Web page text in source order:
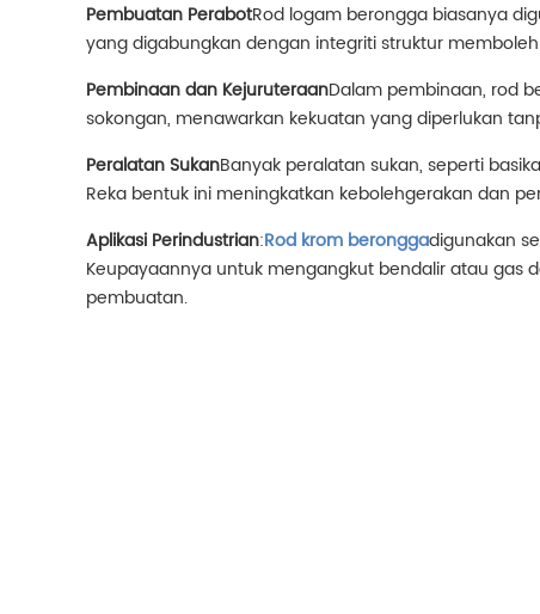
Pembuatan PerabotRod logam berongga biasanya
yang digabungkan dengan integriti struktur
Pembinaan dan KejuruteraanDalam pembinaan, rod
sokongan, menawarkan kekuatan yang diperlukan
Peralatan SukanBanyak peralatan sukan, seperti
Reka bentuk ini meningkatkan kebolehgerakan dan
Aplikasi Perindustrian:Rod krom beronggadigunakan
Keupayaannya untuk mengangkut bendalir atau gas
pembuatan.